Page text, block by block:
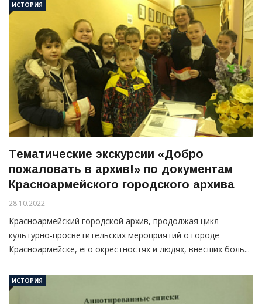
ИСТОРИЯ
Тематические экскурсии «Добро
пожаловать в архив!» по документам
Красноармейского городского архива
28.10.2022
Красноармейский городской архив, продолжая цикл
культурно-просветительских мероприятий о городе
Красноармейске, его окрестностях и людях, внесших боль...
ИСТОРИЯ